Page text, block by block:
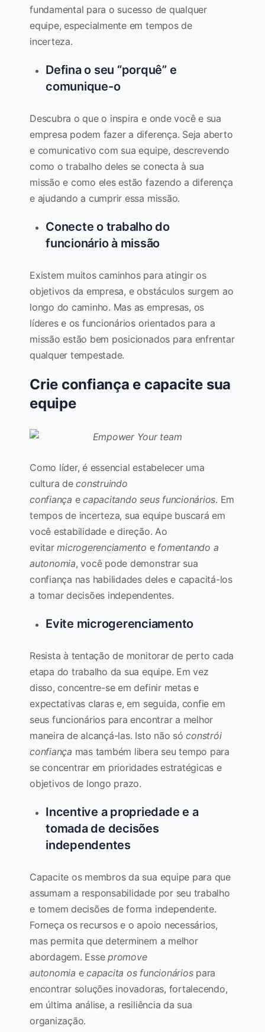
fundamental para o sucesso de qualquer
equipe, especialmente em tempos de
incerteza.
Defina o seu “porquê” e
comunique-o
Descubra o que o inspira e onde você e sua
empresa podem fazer a diferença. Seja aberto
e comunicativo com sua equipe, descrevendo
como o trabalho deles se conecta à sua
missão e como eles estão fazendo a diferença
e ajudando a cumprir essa missão.
Conecte o trabalho do
funcionário à missão
Existem muitos caminhos para atingir os
objetivos da empresa, e obstáculos surgem ao
longo do caminho. Mas as empresas, os
líderes e os funcionários orientados para a
missão estão bem posicionados para enfrentar
qualquer tempestade.
Crie confiança e capacite sua
equipe
Como líder, é essencial estabelecer uma
cultura deconstruindo
confiança ecapacitando seus funcionários. Em
tempos de incerteza, sua equipe buscará em
você estabilidade e direção. Ao
evitarmicrogerenciamento e fomentando a
autonomia, você pode demonstrar sua
confiança nas habilidades deles e capacitá-los
a tomar decisões independentes.
Evite microgerenciamento
Resista à tentação de monitorar de perto cada
etapa do trabalho da sua equipe. Em vez
disso, concentre-se em definir metas e
expectativas claras e, em seguida, confie em
seus funcionários para encontrar a melhor
maneira de alcançá-las. Isto não sóconstrói
confiança mas também libera seu tempo para
se concentrar em prioridades estratégicas e
objetivos de longo prazo.
Incentive a propriedade e a
tomada de decisões
independentes
Capacite os membros da sua equipe para que
assumam a responsabilidade por seu trabalho
e tomem decisões de forma independente.
Forneça os recursos e o apoio necessários,
mas permita que determinem a melhor
abordagem. Essepromove
autonomia ecapacita os funcionáriospara
encontrar soluções inovadoras, fortalecendo,
em última análise, a resiliência da sua
organização.